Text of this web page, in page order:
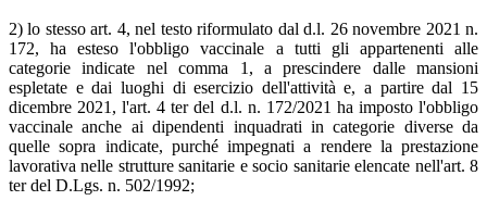
2) lo stesso art. 4, nel testo riformulato dal d.l. 26 novembre 2021 n.
172, ha esteso l'obbligo vaccinale a tutti gli appartenenti alle
categorie indicate nel comma 1, a prescindere dalle mansioni
espletate e dai luoghi di esercizio dell'attività e, a partire dal 15
dicembre 2021, l'art. 4 ter del d.l. n. 172/2021 ha imposto l'obbligo
vaccinale anche ai dipendenti inquadrati in categorie diverse da
quelle sopra indicate, purché impegnati a rendere la prestazione
lavorativa nelle strutture sanitarie e socio sanitarie elencate nell'art. 8
ter del D.Lgs. n. 502/1992;